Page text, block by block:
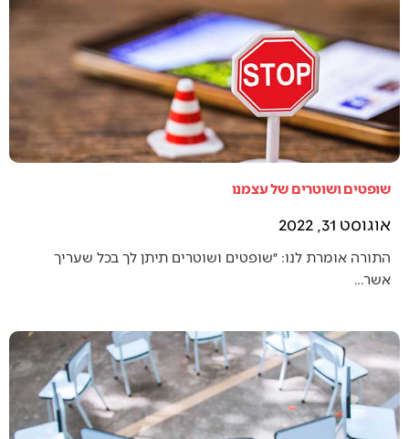
שופטים ושוטרים של עצמנו
אוגוסט 31, 2022
התורה אומרת לנו: ״שופטים ושוטרים תיתן לך בכל שעריך
אשר…